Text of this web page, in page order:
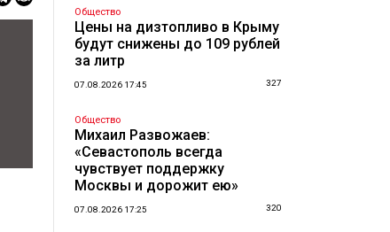
Общество
Цены на дизтопливо в Крыму
будут снижены до 109 рублей
за литр
07.08.2026 17:45 327
Общество
Михаил Развожаев:
«Севастополь всегда
чувствует поддержку
Москвы и дорожит ею»
07.08.2026 17:25 320